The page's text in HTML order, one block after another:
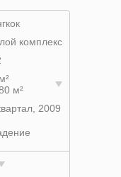
комплекс
м²
2009